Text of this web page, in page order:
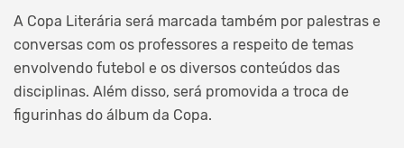
A Copa Literária será marcada também por palestras e
conversas com os professores a respeito de temas
envolvendo futebol e os diversos conteúdos das
disciplinas. Além disso, será promovida a troca de
figurinhas do álbum da Copa.